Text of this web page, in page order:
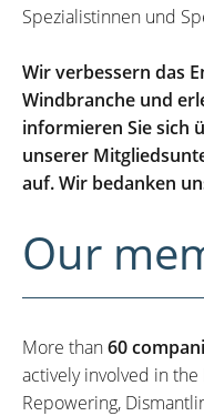
Spezialistinnen und
Wir verbessern das
Windbranche und
informieren Sie sich
unserer
auf. Wir bedanken
Our
More than60
actively involved in
Repowering,